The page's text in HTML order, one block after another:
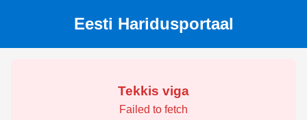
Eesti Haridusportaal
Tekkis viga
Failed to fetch